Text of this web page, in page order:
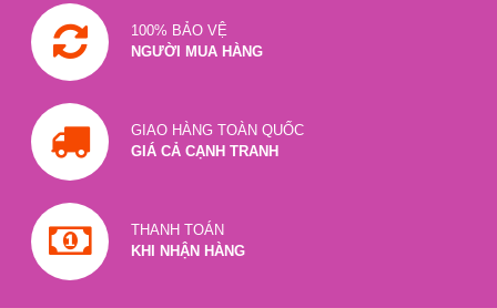
100% BẢO VỆ
NGƯỜI MUA HÀNG
GIAO HÀNG TOÀN QUỐC
GIÁ CẢ CẠNH TRANH
THANH TOÁN
KHI NHẬN HÀNG